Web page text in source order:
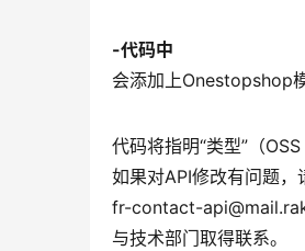
-代码中
会添加上Onestopshop
代码将指明“类型”（
如果对API修改有问题，
fr-contact-
与技术部门取得联系。